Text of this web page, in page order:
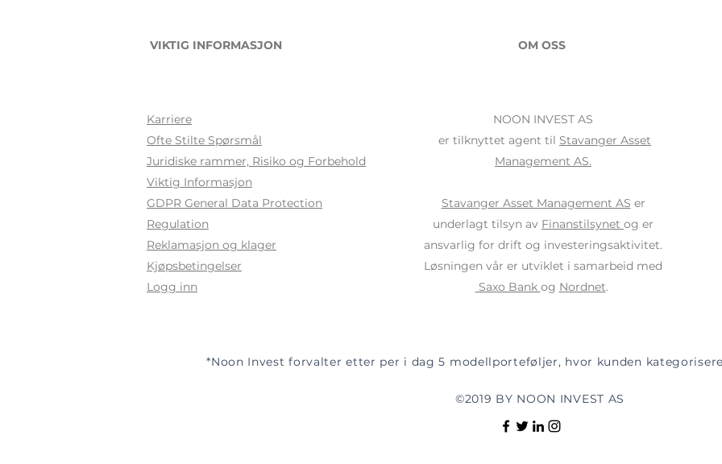
VIKTIG INFORMASJON
Karriere
Ofte Stilte Spørsmål
Juridiske rammer, Risiko og Forbehold
Viktig Informasjon
GDPR General Data Protection
Regulation
Reklamasjon og klager
Kjøpsbetingelser
Logg inn
OM OSS
NOON INVEST AS
er tilknyttet agent til Stavanger Asset
Management AS.
Stavanger Asset Management AS er
underlagt tilsyn av Finanstilsynet og er
ansvarlig for drift og investeringsaktivitet.
Løsningen vår er utviklet i samarbeid med
Saxo Bank og Nordnet.
*Noon Invest forvalter etter per i dag 5 modellporteføljer, hvor kunden
©2019 BY NOON INVEST AS